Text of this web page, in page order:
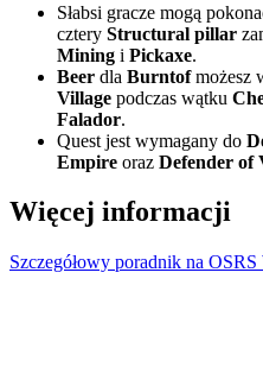
Słabsi gracze mogą
cztery Structural pillar
Mining i Pickaxe.
Beer dla Burntofmożesz
Village podczas wątku
Falador.
Quest jest wymagany do
Empire oraz Defender of
Więcej informacji
Szczegółowy poradnik na